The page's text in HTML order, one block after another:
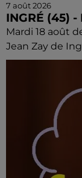
7 août 2026
INGRÉ (45) -
Mardi 18 août
Jean Zay de